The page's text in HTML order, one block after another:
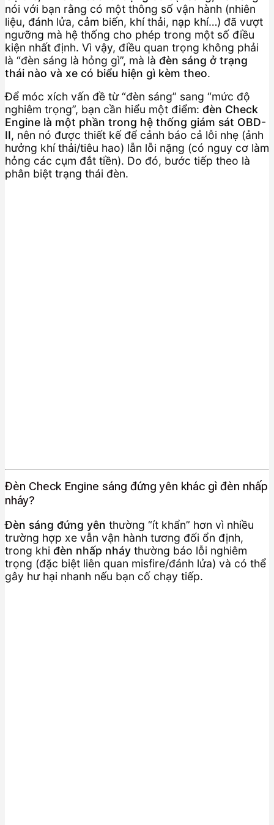
nói với bạn rằng có một thông số vận hành (nhiên
liệu, đánh lửa, cảm biến, khí thải, nạp khí…) đã vượt
ngưỡng mà hệ thống cho phép trong một số điều
kiện nhất định. Vì vậy, điều quan trọng không phải
là “đèn sáng là hỏng gì”, mà là đèn sáng ở trạng
thái nào và xe có biểu hiện gì kèm theo.
Để móc xích vấn đề từ “đèn sáng” sang “mức độ
nghiêm trọng”, bạn cần hiểu một điểm: đèn Check
Engine là một phần trong hệ thống giám sát OBD-
II, nên nó được thiết kế để cảnh báo cả lỗi nhẹ (ảnh
hưởng khí thải/tiêu hao) lẫn lỗi nặng (có nguy cơ làm
hỏng các cụm đắt tiền). Do đó, bước tiếp theo là
phân biệt trạng thái đèn.
Đèn Check Engine sáng đứng yên khác gì đèn nhấp
nháy?
Đèn sáng đứng yên thường “ít khẩn” hơn vì nhiều
trường hợp xe vẫn vận hành tương đối ổn định,
trong khi đèn nhấp nháy thường báo lỗi nghiêm
trọng (đặc biệt liên quan misfire/đánh lửa) và có thể
gây hư hại nhanh nếu bạn cố chạy tiếp.